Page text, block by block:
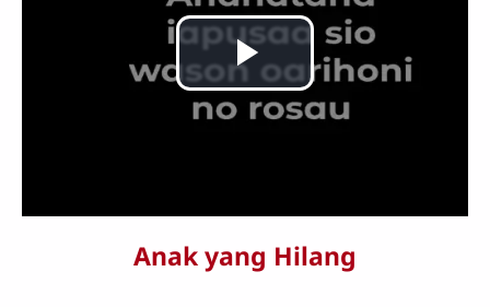
Putar
Anak yang Hilang